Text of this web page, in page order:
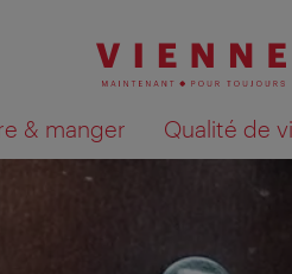
& manger Qualité de
les résultats de la